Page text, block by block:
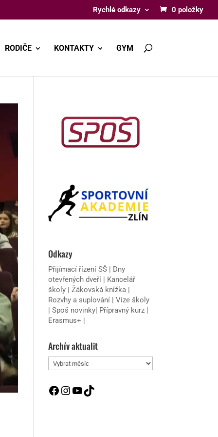
Rychlé odkazy 0 položky
RODIČE KONTAKTY GYM
Odkazy
Přijímací řízení SŠ| Dny
otevřených dveří| Kancelář
školy| Žákovská knížka|
Rozvhy a suplování | Vize školy
| Spoš novinky| Přípravný kurz|
Erasmus+ |
Archív aktualit
Archív
aktualit
Facebook
Instagram
YouTube
TikTok